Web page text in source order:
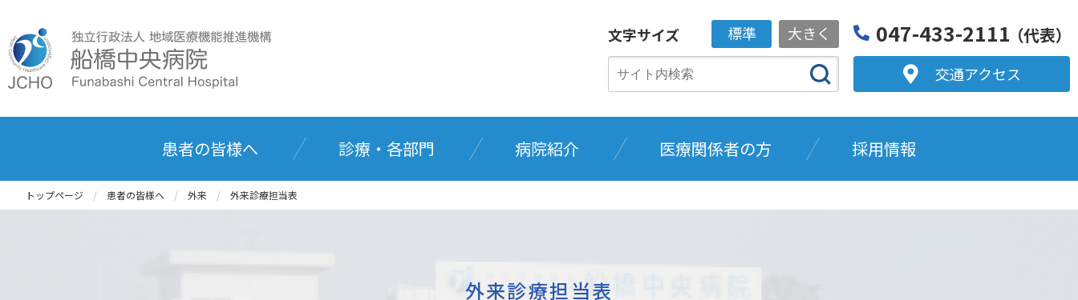
文字サイズ 標準 大きく 047-433-2111 （代表）
交通アクセス
患者の皆様へ 診療・各部門 病院紹介 医療関係者の方 採用情報
トップページ 患者の皆様へ 外来 外来診療担当表
外来診療担当表